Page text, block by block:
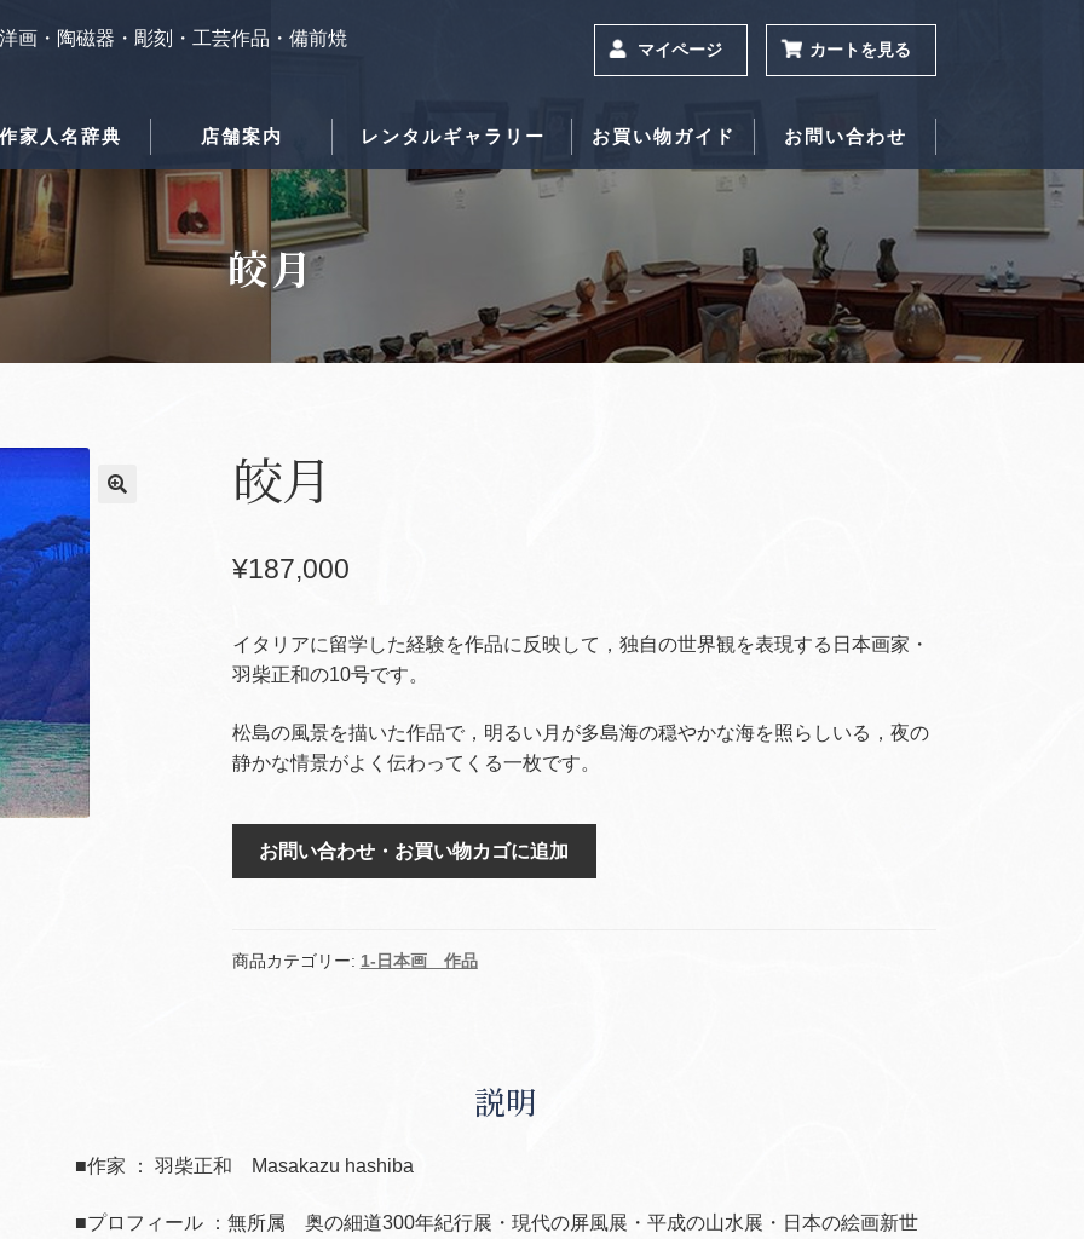
画・陶磁器・彫刻・工芸作品・備前焼
マイページ カートを見る
家人名辞典 店舗案内 レンタルギャラリー お買い物ガイド お問い合わせ
皎月
皎月
¥187,000
イタリアに留学した経験を作品に反映して，独自の世界観を表現する日本画家・
羽柴正和の10号です。
松島の風景を描いた作品で，明るい月が多島海の穏やかな海を照らしいる，夜の
静かな情景がよく伝わってくる一枚です。
お問い合わせ・お買い物カゴに追加
商品カテゴリー: 1-日本画 作品
説明
■作家 ： 羽柴正和 Masakazu hashiba
■プロフィール ：無所属 奥の細道300年紀行展・現代の屏風展・平成の山水展・日本の絵画新世